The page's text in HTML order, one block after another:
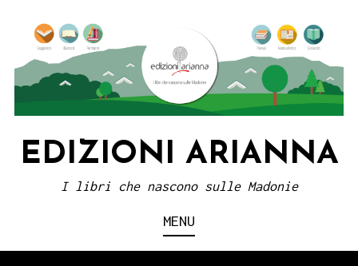
content
EDIZIONI ARIANNA
I libri che nascono sulle Madonie
MENU